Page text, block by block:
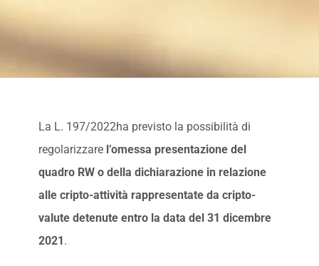
La L. 197/2022ha previsto la possibilità di
regolarizzare l’omessa presentazione del
quadro RW o della dichiarazione in relazione
alle cripto-attività rappresentate da cripto-
valute detenute entro la data del 31 dicembre
2021 .